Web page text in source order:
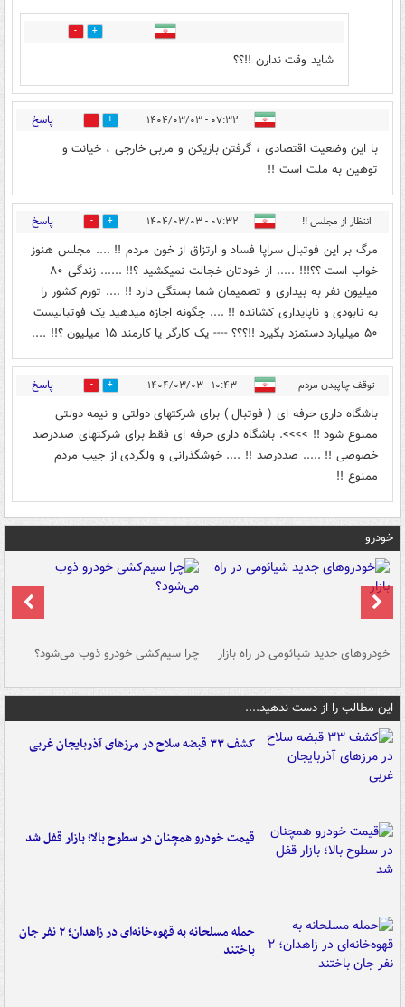
1
شاید وقت ندارن !!؟؟
۰۷:۳۲ - ۱۴۰۴/۰۳/۰۳ 1 پاسخ
با این وضعیت اقتصادی ، گرفتن بازیکن و مربی خارجی ، خیانت و
توهین به ملت است !!
انتظار از مجلس !! ۰۷:۳۲ - ۱۴۰۴/۰۳/۰۳ 1 پاسخ
مرگ بر این فوتبال سراپا فساد و ارتزاق از خون مردم !! .... مجلس هنوز
خواب است ؟؟!!! ..... از خودتان خجالت نمیکشید ؟!! ...... زندگی ۸۰
میلیون نفر به بیداری و تصمیمان شما بستگی دارد !! .... تورم کشور را
به نابودی و ناپایداری کشانده !! .... چگونه اجازه میدهید یک فوتبالیست
۵۰ میلیارد دستمزد بگیرد !!؟؟؟ ---- یک کارگر یا کارمند ۱۵ میلیون ؟!! ....
توقف چاپیدن مردم ۱۰:۴۳ - ۱۴۰۴/۰۳/۰۳ 1 پاسخ
باشگاه داری حرفه ای ( فوتبال ) برای شرکتهای دولتی و نیمه دولتی
ممنوع شود !! >>>>. باشگاه داری حرفه ای فقط برای شرکتهای صددرصد
خصوصی !! ..... صددرصد !! .... خوشگذرانی و ولگردی از جیب مردم
ممنوع !!
خودرو
خودروهای جدید شیائومی در راه بازار چرا سیم‌کشی خودرو ذوب می‌شود؟
این مطالب را از دست ندهید....
کشف ۳۳ قبضه سلاح در مرزهای آذربایجان غربی
قیمت خودرو همچنان در سطوح بالا؛ بازار قفل شد
حمله مسلحانه به قهوه‌خانه‌ای در زاهدان؛ ۲ نفر جان
باختند